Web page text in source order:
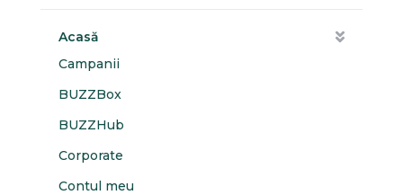
Acasă
Campanii
BUZZBox
BUZZHub
Corporate
Contul meu